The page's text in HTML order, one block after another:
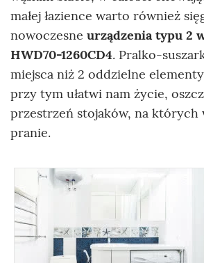
małej łazience warto również
nowoczesne urządzenia typu 2
HWD70-1260CD4. Pralko-
miejsca niż 2 oddzielne
przy tym ułatwi nam życie,
przestrzeń stojaków, na których
pranie.